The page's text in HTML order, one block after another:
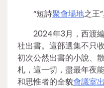
“短詩聚會場地之王
2024年3月，西渡
社出書。這部選集不只
初次公然出書的小說、
札，這一切，盡最年夜
和思惟者的全貌會議室